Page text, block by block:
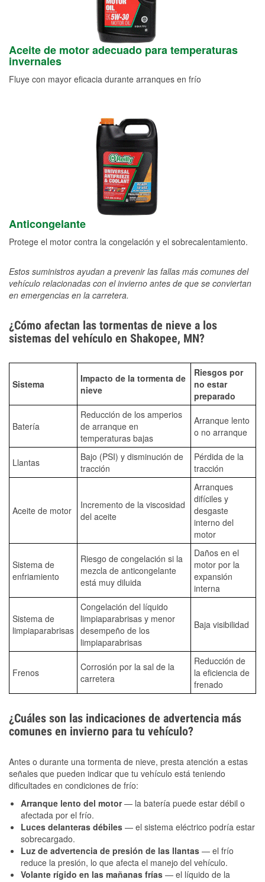
Aceite de motor adecuado para temperaturas
invernales
Fluye con mayor eficacia durante arranques en frío
Anticongelante
Protege el motor contra la congelación y el sobrecalentamiento.
Estos suministros ayudan a prevenir las fallas más comunes del
vehículo relacionadas con el invierno antes de que se conviertan
en emergencias en la carretera.
¿Cómo afectan las tormentas de nieve a los
sistemas del vehículo en Shakopee, MN?
Sistema
Impacto de la tormenta de
nieve
Riesgos por
no estar
preparado
Batería
Reducción de los amperios
de arranque en
temperaturas bajas
Arranque lento
o no arranque
Llantas
Bajo (PSI) y disminución de
tracción
Pérdida de la
tracción
Aceite de motor
Incremento de la viscosidad
del aceite
Arranques
difíciles y
desgaste
interno del
motor
Sistema de
enfriamiento
Riesgo de congelación si la
mezcla de anticongelante
está muy diluida
Daños en el
motor por la
expansión
interna
Sistema de
limpiaparabrisas
Congelación del líquido
limpiaparabrisas y menor
desempeño de los
limpiaparabrisas
Baja visibilidad
Frenos
Corrosión por la sal de la
carretera
Reducción de
la eficiencia de
frenado
¿Cuáles son las indicaciones de advertencia más
comunes en invierno para tu vehículo?
Antes o durante una tormenta de nieve, presta atención a estas
señales que pueden indicar que tu vehículo está teniendo
dificultades en condiciones de frío:
Arranque lento del motor— la batería puede estar débil o
afectada por el frío.
Luces delanteras débiles — el sistema eléctrico podría estar
sobrecargado.
Luz de advertencia de presión de las llantas — el frío
reduce la presión, lo que afecta el manejo del vehículo.
Volante rígido en las mañanas frías — el líquido de la